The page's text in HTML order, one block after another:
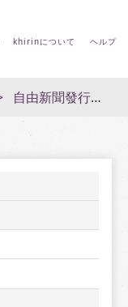
khirinについて ヘルプ
自由新聞發行規則